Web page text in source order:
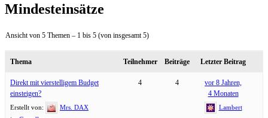
Mindesteinsätze
Ansicht von 5 Themen – 1 bis 5 (von insgesamt 5)
Thema Teilnehmer Beiträge Letzter Beitrag
Direkt mit vierstelligem Budget
einsteigen?
Erstellt von:
Mrs. DAX
4 4
vor 8 Jahren,
4 Monaten
Lambert